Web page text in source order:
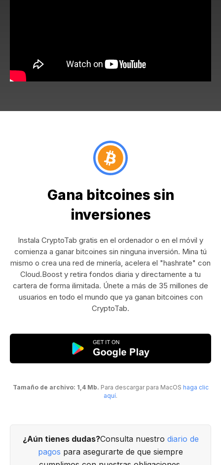
Gana bitcoines sin
inversiones
Instala CryptoTab gratis en el ordenador o en el móvil y
comienza a ganar bitcoines sin ninguna inversión. Mina tú
mismo o crea una red de minería, acelera el "hashrate" con
Cloud.Boost y retira fondos diaria y directamente a tu
cartera de forma ilimitada. Únete a más de 35 millones de
usuarios en todo el mundo que ya ganan bitcoines con
CryptoTab.
Tamaño de archivo: 1,4 Mb. Para descargar para MacOS haga clic
aquí.
¿Aún tienes dudas?Consulta nuestro diario de
pagos para asegurarte de que siempre